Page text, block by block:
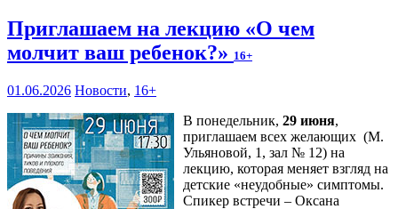
Приглашаем на лекцию «О чем
молчит ваш ребенок?» 16+
01.06.2026 Новости, 16+
В понедельник, 29 июня,
приглашаем всех желающих (М.
Ульяновой, 1, зал № 12) на
лекцию, которая меняет взгляд на
детские «неудобные» симптомы.
Спикер встречи – Оксана